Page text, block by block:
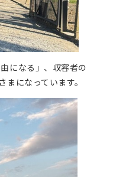
になる」、収容者の
になっています。